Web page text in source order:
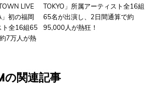
LIVE
初の福岡
ト全16組65
7万人が熱
TOKYO」所属アーティスト全16組
65名が出演し、2日間通算で約
95,000人が熱狂！
の関連記事